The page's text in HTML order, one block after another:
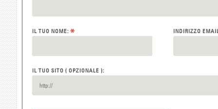
IL TUO NOME: * INDIRIZZO
IL TUO SITO ( OPZIONALE ):